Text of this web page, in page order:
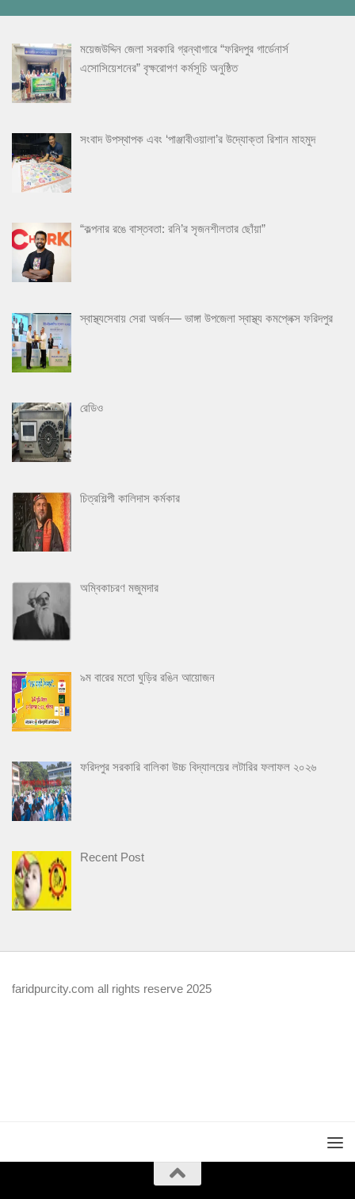
ময়েজউদ্দিন জেলা সরকারি গ্রন্থাগারে “ফরিদপুর গার্ডেনার্স
এসোসিয়েশনের” বৃক্ষরোপণ কর্মসূচি অনুষ্ঠিত
সংবাদ উপস্থাপক এবং ‘পাঞ্জাবীওয়ালা’র উদ্যোক্তা রিশান মাহমুদ
“কল্পনার রঙে বাস্তবতা: রনি’র সৃজনশীলতার ছোঁয়া”
স্বাস্থ্যসেবায় সেরা অর্জন— ভাঙ্গা উপজেলা স্বাস্থ্য কমপ্লেক্স ফরিদপুর
রেডিও
চিত্রশিল্পী কালিদাস কর্মকার
অম্বিকাচরণ মজুমদার
৯ম বারের মতো ঘুড়ির রঙিন আয়োজন
ফরিদপুর সরকারি বালিকা উচ্চ বিদ্যালয়ের লটারির ফলাফল ২০২৬
Recent Post
faridpurcity.com all rights reserve 2025